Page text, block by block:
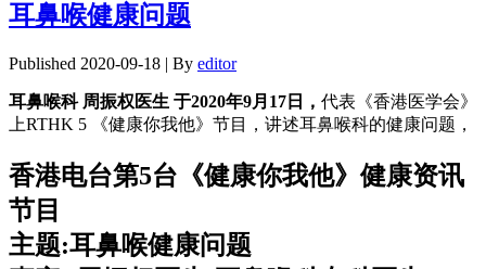
耳鼻喉健康问题
Published 2020-09-18 | By editor
耳鼻喉科 周振权医生 于2020年9月17日， 代表《香港医学会》
上RTHK 5 《健康你我他》节目，讲述耳鼻喉科的健康问题，
香港电台第5台《健康你我他》健康资讯
节目
主题:耳鼻喉健康问题